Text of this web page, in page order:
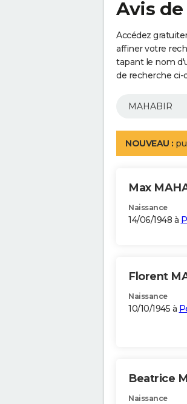
Avis
Accédez
affiner votre
tapant le nom
de recherche ci-
NOUVEAU :
Max
Naissance
14/06/1948 à
Florent
Naissance
10/10/1945 à
Beatrice
Naissance